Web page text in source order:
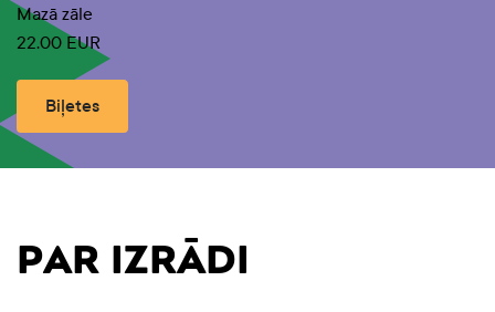
Mazā zāle
22.00 EUR
Biļetes
PAR IZRĀDI